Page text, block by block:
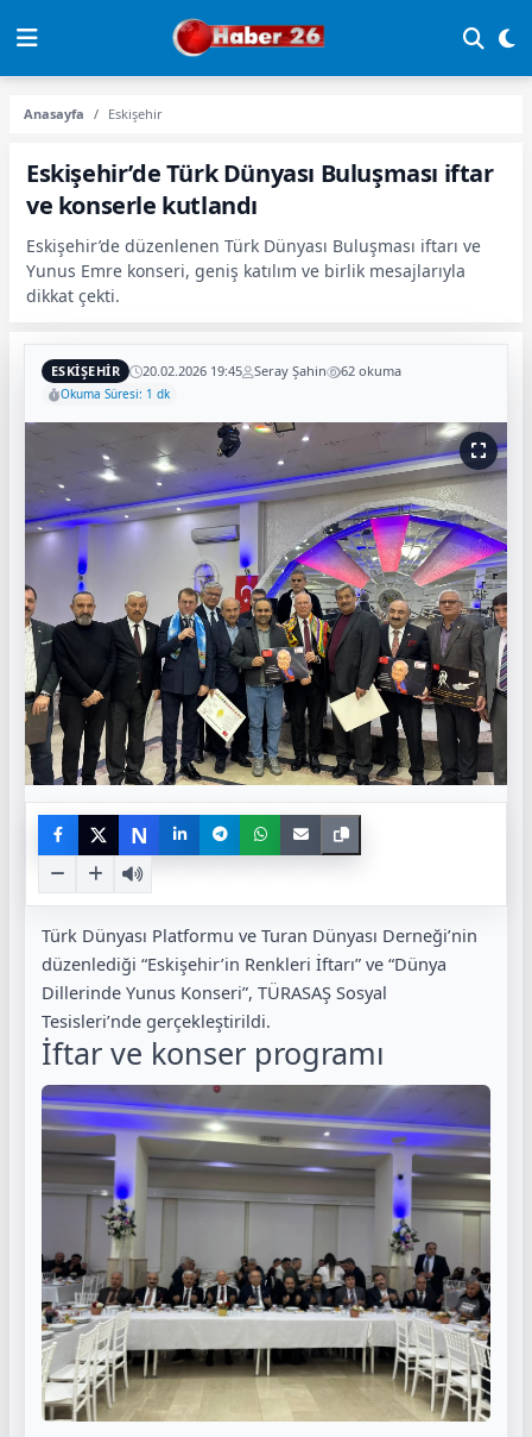
Anasayfa Eskişehir
Eskişehir’de Türk Dünyası Buluşması iftar
ve konserle kutlandı
Eskişehir’de düzenlenen Türk Dünyası Buluşması iftarı ve
Yunus Emre konseri, geniş katılım ve birlik mesajlarıyla
dikkat çekti.
ESKIŞEHIR 20.02.2026 19:45 Seray Şahin 62 okuma
Okuma Süresi: 1 dk
N
Türk Dünyası Platformu ve Turan Dünyası Derneği’nin
düzenlediği “Eskişehir’in Renkleri İftarı” ve “Dünya
Dillerinde Yunus Konseri”, TÜRASAŞ Sosyal
Tesisleri’nde gerçekleştirildi.
İftar ve konser programı